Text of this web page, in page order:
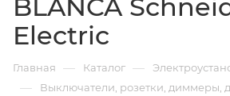
BLANCA
Electric
Главная — Каталог —
— Выключатели, розетки, диммеры,